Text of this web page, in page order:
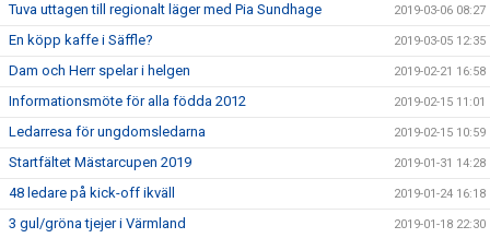
Tuva uttagen till regionalt läger med Pia Sundhage 2019-03-06 08:27
En köpp kaffe i Säffle? 2019-03-05 12:35
Dam och Herr spelar i helgen 2019-02-21 16:58
Informationsmöte för alla födda 2012 2019-02-15 11:01
Ledarresa för ungdomsledarna 2019-02-15 10:59
Startfältet Mästarcupen 2019 2019-01-31 14:28
48 ledare på kick-off ikväll 2019-01-24 16:18
3 gul/gröna tjejer i Värmland 2019-01-18 22:30